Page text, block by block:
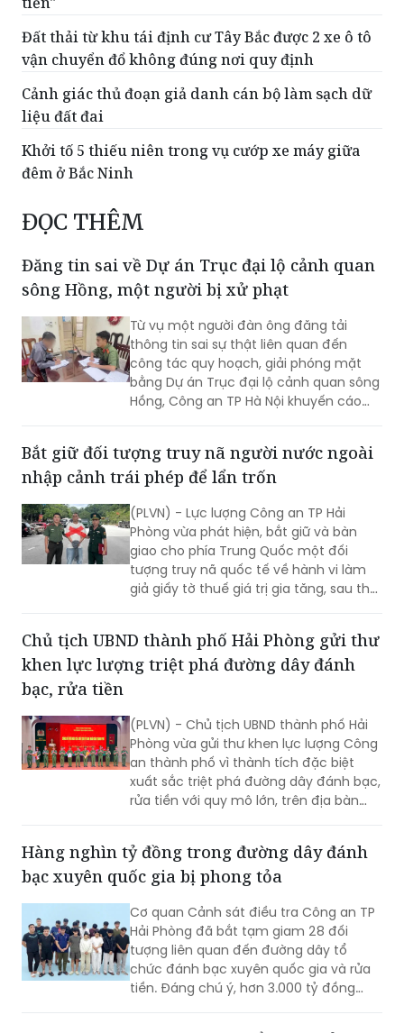
Đất thải từ khu tái định cư Tây Bắc được 2 xe ô tô
vận chuyển đổ không đúng nơi quy định
Cảnh giác thủ đoạn giả danh cán bộ làm sạch dữ
liệu đất đai
Khởi tố 5 thiếu niên trong vụ cướp xe máy giữa
đêm ở Bắc Ninh
ĐỌC THÊM
Đăng tin sai về Dự án Trục đại lộ cảnh quan
sông Hồng, một người bị xử phạt
Từ vụ một người đàn ông đăng tải
thông tin sai sự thật liên quan đến
công tác quy hoạch, giải phóng mặt
bằng Dự án Trục đại lộ cảnh quan sông
Hồng, Công an TP Hà Nội khuyến cáo
xã hội, tránh tiếp tay cho tin giả và vi
phạm pháp luật.
Bắt giữ đối tượng truy nã người nước ngoài
nhập cảnh trái phép để lẩn trốn
(PLVN) - Lực lượng Công an TP Hải
Phòng vừa phát hiện, bắt giữ và bàn
giao cho phía Trung Quốc một đối
tượng truy nã quốc tế về hành vi làm
giả giấy tờ thuế giá trị gia tăng, sau thời
Chủ tịch UBND thành phố Hải Phòng gửi thư
khen lực lượng triệt phá đường dây đánh
bạc, rửa tiền
(PLVN) - Chủ tịch UBND thành phố Hải
Phòng vừa gửi thư khen lực lượng Công
an thành phố vì thành tích đặc biệt
xuất sắc triệt phá đường dây đánh bạc,
rửa tiền với quy mô lớn, trên địa bàn
Hàng nghìn tỷ đồng trong đường dây đánh
bạc xuyên quốc gia bị phong tỏa
Cơ quan Cảnh sát điều tra Công an TP
Hải Phòng đã bắt tạm giam 28 đối
tượng liên quan đến đường dây tổ
chức đánh bạc xuyên quốc gia và rửa
tiền. Đáng chú ý, hơn 3.000 tỷ đồng